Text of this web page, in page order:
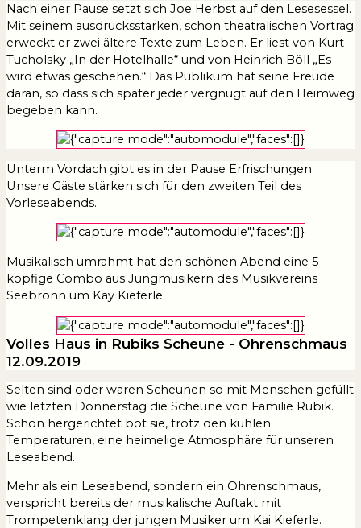
Nach einer Pause setzt sich Joe Herbst auf den Lesesessel.
Mit seinem ausdrucksstarken, schon theatralischen Vortrag
erweckt er zwei ältere Texte zum Leben. Er liest von Kurt
Tucholsky „In der Hotelhalle“ und von Heinrich Böll „Es
wird etwas geschehen.“ Das Publikum hat seine Freude
daran, so dass sich später jeder vergnügt auf den Heimweg
begeben kann.
Unterm Vordach gibt es in der Pause Erfrischungen.
Unsere Gäste stärken sich für den zweiten Teil des
Vorleseabends.
Musikalisch umrahmt hat den schönen Abend eine 5-
köpfige Combo aus Jungmusikern des Musikvereins
Seebronn um Kay Kieferle.
Volles Haus in Rubiks Scheune - Ohrenschmaus
12.09.2019
Selten sind oder waren Scheunen so mit Menschen gefüllt
wie letzten Donnerstag die Scheune von Familie Rubik.
Schön hergerichtet bot sie, trotz den kühlen
Temperaturen, eine heimelige Atmosphäre für unseren
Leseabend.
Mehr als ein Leseabend, sondern ein Ohrenschmaus,
verspricht bereits der musikalische Auftakt mit
Trompetenklang der jungen Musiker um Kai Kieferle.